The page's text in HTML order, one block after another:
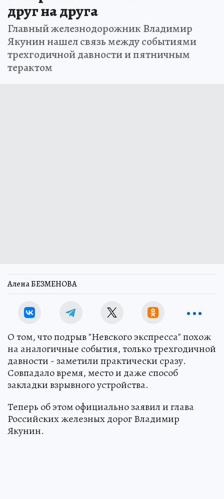
друг на друга
Главный железнодорожник Владимир
Якунин нашел связь между событиями
трехгодичной давности и пятничным
терактом
Алена БЕЗМЕНОВА
О том, что подрыв "Невского экспресса" похож
на аналогичные события, только трехгодичной
давности - заметили практически сразу.
Совпадало время, место и даже способ
закладки взрывного устройства.
Теперь об этом официально заявил и глава
Российских железных дорог Владимир
Якунин.